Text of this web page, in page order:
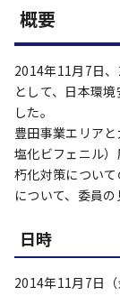
概要
2014年11月7日
として、日本環
した。
豊田事業エリア
塩化ビフェニル
朽化対策につい
について、委員
日時
2014年11月7日